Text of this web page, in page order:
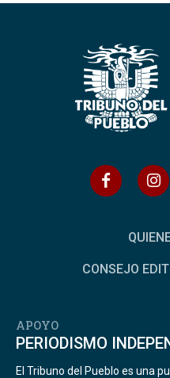
CONSEJO
APOYO
PERIODISMO
El Tribuno del Pueblo es una